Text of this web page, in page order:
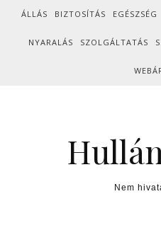
Skip to content
ÁLLÁS BIZTOSÍTÁS EGÉSZSÉG
NYARALÁS SZOLGÁLTATÁS
Nem